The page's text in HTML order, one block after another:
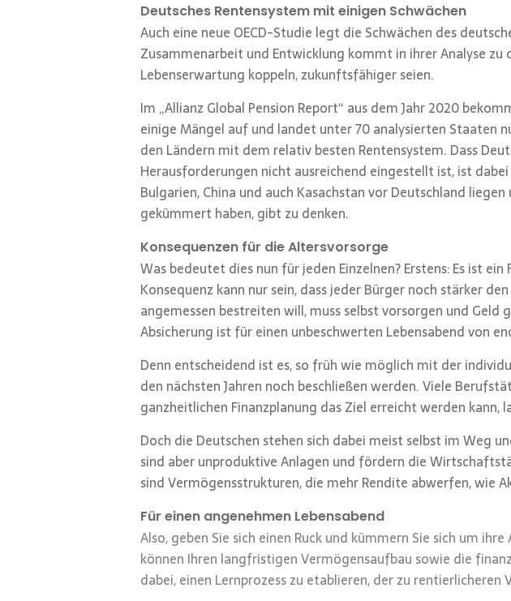
Deutsches Rentensystem mit einigen Schwächen
Auch eine neue OECD-Studie legt die Schwächen des
Zusammenarbeit und Entwicklung kommt in ihrer Analyse zu
Lebenserwartung koppeln, zukunftsfähiger seien.
Im „Allianz Global Pension Report“ aus dem Jahr 2020
einige Mängel auf und landet unter 70 analysierten Staaten
den Ländern mit dem relativ besten Rentensystem. Dass
Herausforderungen nicht ausreichend eingestellt ist, ist
Bulgarien, China und auch Kasachstan vor Deutschland
gekümmert haben, gibt zu denken.
Konsequenzen für die Altersvorsorge
Was bedeutet dies nun für jeden Einzelnen? Erstens: Es ist
Konsequenz kann nur sein, dass jeder Bürger noch stärker
angemessen bestreiten will, muss selbst vorsorgen und
Absicherung ist für einen unbeschwerten Lebensabend von
Denn entscheidend ist es, so früh wie möglich mit der
den nächsten Jahren noch beschließen werden. Viele
ganzheitlichen Finanzplanung das Ziel erreicht werden
Doch die Deutschen stehen sich dabei meist selbst im Weg
sind aber unproduktive Anlagen und fördern die
sind Vermögensstrukturen, die mehr Rendite abwerfen, wie
Für einen angenehmen Lebensabend
Also, geben Sie sich einen Ruck und kümmern Sie sich um
können Ihren langfristigen Vermögensaufbau sowie die
dabei, einen Lernprozess zu etablieren, der zu